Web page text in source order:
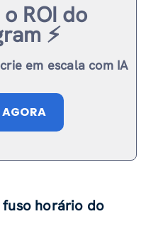
ROI do
⚡️
em escala com IA
AGORA
horário do